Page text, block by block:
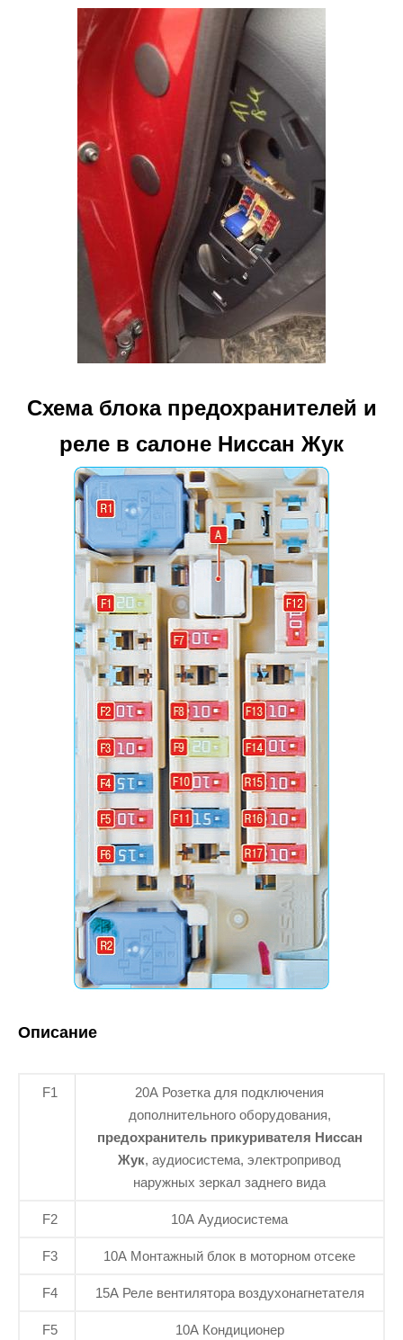
Схема блока предохранителей и
реле в салоне Ниссан Жук
Описание
F1
20А Розетка для подключения
дополнительного оборудования,
предохранитель прикуривателя Ниссан
Жук, аудиосистема, электропривод
наружных зеркал заднего вида
F2 10А Аудиосистема
F3 10А Монтажный блок в моторном отсеке
F4 15А Реле вентилятора воздухонагнетателя
F5 10А Кондиционер